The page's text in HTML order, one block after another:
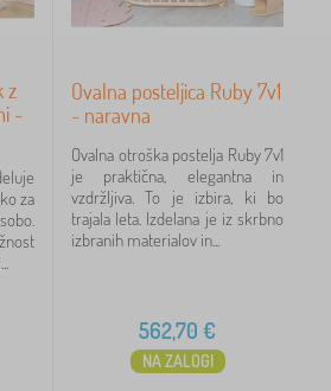
za posteljo
z
-
za
Ovalna posteljica Ruby 7v1
- naravna
Ovalna otroška postelja Ruby 7v1
je praktična, elegantna in
vzdržljiva. To je izbira, ki bo
trajala leta. Izdelana je iz skrbno
izbranih materialov in...
562,70 €
NA ZALOGI